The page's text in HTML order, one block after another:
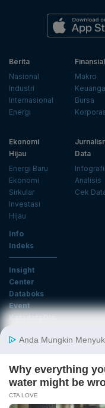
Berita
Nasional
Industri
Internasional
Energi
Finansial
Makro
Bursa
Ekonomi
Hijau
Energi Baru
Ekonomi
Sirkular
Investasi
Hijau
Data
Analisis
Cek
Info
Indeks
Insight
Center
Databoks
Event
KatadataOto
Email